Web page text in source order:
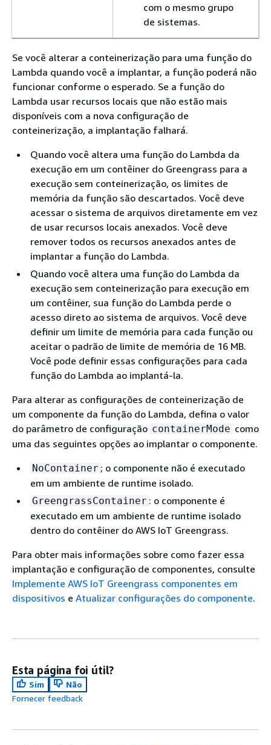
com o mesmo grupo
de sistemas.
Se você alterar a conteinerização para uma função do
Lambda quando você a implantar, a função poderá não
funcionar conforme o esperado. Se a função do
Lambda usar recursos locais que não estão mais
disponíveis com a nova configuração de
conteinerização, a implantação falhará.
Quando você altera uma função do Lambda da
execução em um contêiner do Greengrass para a
execução sem conteinerização, os limites de
memória da função são descartados. Você deve
acessar o sistema de arquivos diretamente em vez
de usar recursos locais anexados. Você deve
remover todos os recursos anexados antes de
implantar a função do Lambda.
Quando você altera uma função do Lambda da
execução sem conteinerização para execução em
um contêiner, sua função do Lambda perde o
acesso direto ao sistema de arquivos. Você deve
definir um limite de memória para cada função ou
aceitar o padrão de limite de memória de 16 MB.
Você pode definir essas configurações para cada
função do Lambda ao implantá-la.
Para alterar as configurações de conteinerização de
um componente da função do Lambda, defina o valor
do parâmetro de configuração containerMode como
uma das seguintes opções ao implantar o componente.
NoContainer ; o componente não é executado
em um ambiente de runtime isolado.
GreengrassContainer : o componente é
executado em um ambiente de runtime isolado
dentro do contêiner do AWS IoT Greengrass.
Para obter mais informações sobre como fazer essa
implantação e configuração de componentes, consulte
Implemente AWS IoT Greengrass componentes em
dispositivos e Atualizar configurações do componente.
Esta página foi útil?
Sim
Não
Fornecer feedback